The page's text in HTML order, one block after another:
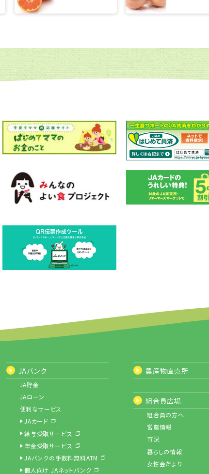
JAバンク
JA貯金
JAローン
便利なサービス
JAカード
給与受取サービス
年金受取サービス
JAバンクの手数料無料ATM
個人向け JAネットバンク
農産物直売所
組合員広場
組合員の方へ
営農情報
市況
暮らしの情報
女性会だより